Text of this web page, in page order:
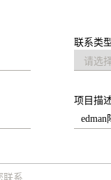
联系类
项目描